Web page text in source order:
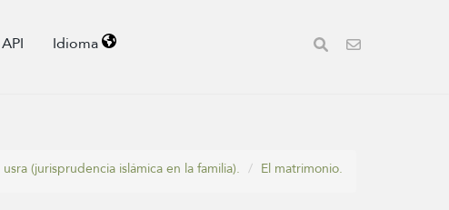
Idioma
(jurisprudencia islámica en la familia). El matrimonio.